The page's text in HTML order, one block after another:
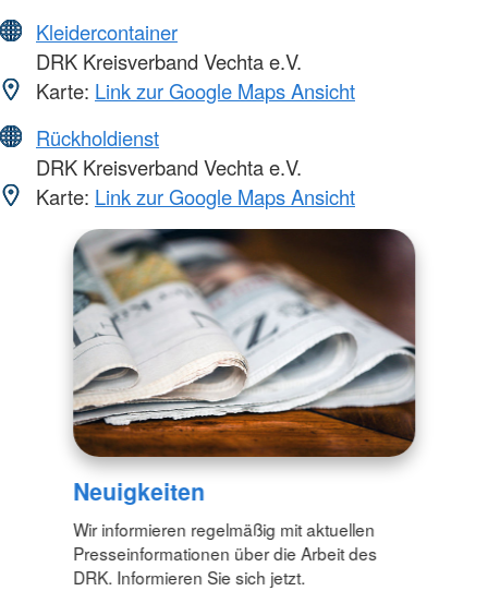
Kleidercontainer
DRK Kreisverband Vechta e.V.
Karte: Link zur Google Maps Ansicht
Rückholdienst
DRK Kreisverband Vechta e.V.
Karte: Link zur Google Maps Ansicht
Neuigkeiten
Wir informieren regelmäßig mit aktuellen
Presseinformationen über die Arbeit des
DRK. Informieren Sie sich jetzt.